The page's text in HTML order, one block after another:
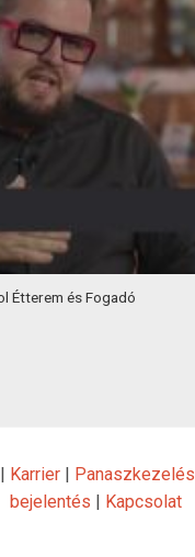
Étterem és Fogadó
Karrier Panaszkezelés
bejelentés
Kapcsolat